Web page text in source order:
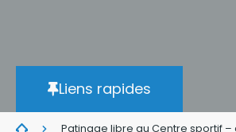
Liens rapides
Patinage libre au Centre sportif –